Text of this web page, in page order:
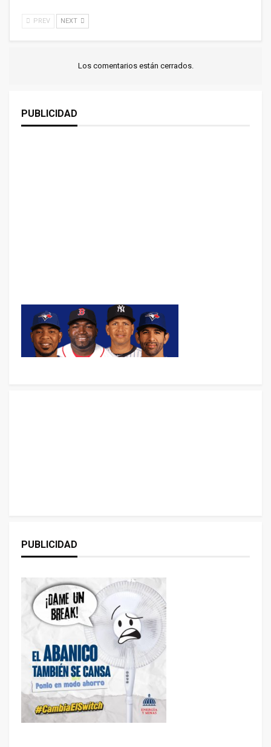
PREV NEXT
Los comentarios están cerrados.
PUBLICIDAD
PUBLICIDAD